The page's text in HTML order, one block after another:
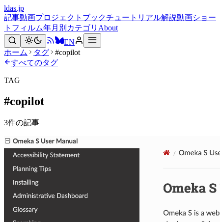
ldas.jp
記事動画プロジェクト ブックチュートリアル解説動画ショー
トフィルム年月別 カテゴリ About
EN
ホーム
タグ
#copilot
すべてのタグ
TAG
#copilot
3件の記事